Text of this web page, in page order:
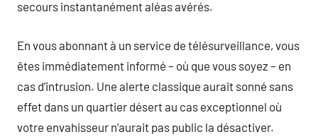
secours instantanément aléas avérés.
En vous abonnant à un service de télésurveillance, vous
êtes immédiatement informé – où que vous soyez – en
cas d’intrusion. Une alerte classique aurait sonné sans
effet dans un quartier désert au cas exceptionnel où
votre envahisseur n’aurait pas public la désactiver.